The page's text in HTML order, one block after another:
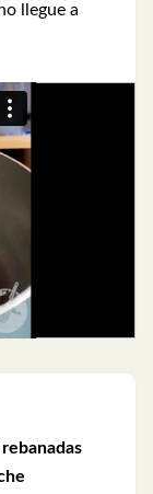
llegue a
rebanadas